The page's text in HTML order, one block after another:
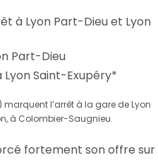
à Lyon Part-Dieu et Lyon
Part-Dieu
Saint-Exupéry*
marquent l’arrêt à la gare de Lyon
à Colombier-Saugnieu.
fortement son offre sur